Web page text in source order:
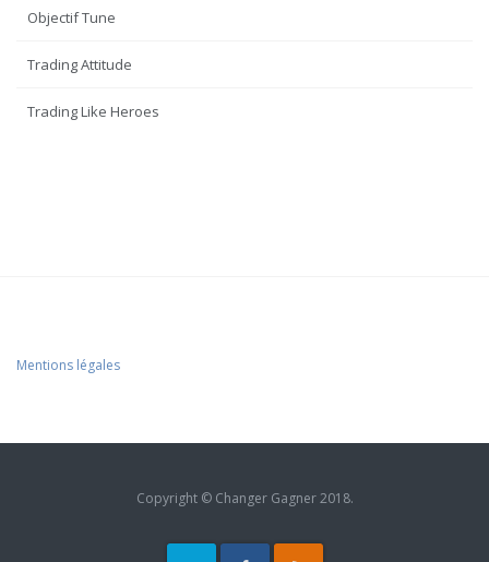
Objectif Tune
Trading Attitude
Trading Like Heroes
Mentions légales
Copyright © Changer Gagner 2018.